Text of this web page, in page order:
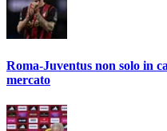
Roma-Juventus non solo in
mercato